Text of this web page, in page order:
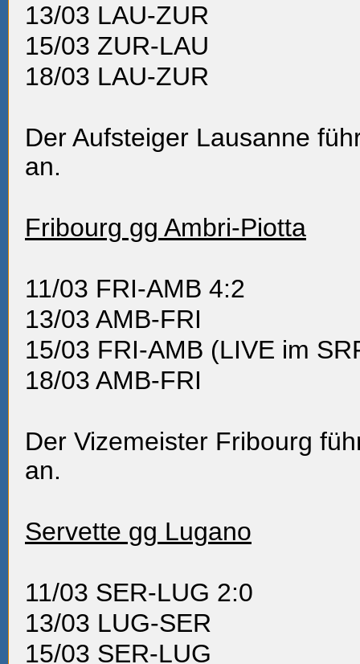
13/03 LAU-ZUR
15/03 ZUR-LAU
18/03 LAU-ZUR
Der Aufsteiger Lausanne
an.
Fribourg gg Ambri-Piotta
11/03 FRI-AMB 4:2
13/03 AMB-FRI
15/03 FRI-AMB (LIVE im
18/03 AMB-FRI
Der Vizemeister Fribourg
an.
Servette gg Lugano
11/03 SER-LUG 2:0
13/03 LUG-SER
15/03 SER-LUG